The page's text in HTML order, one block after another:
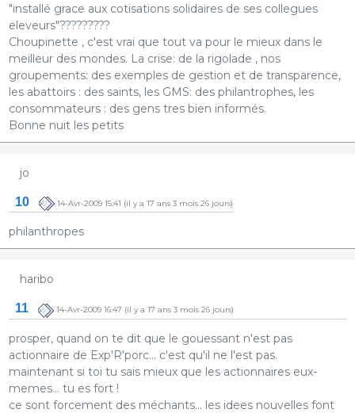
"installé grace aux cotisations solidaires de ses collegues
eleveurs"?????????
Choupinette , c'est vrai que tout va pour le mieux dans le
meilleur des mondes. La crise: de la rigolade , nos
groupements: des exemples de gestion et de transparence,
les abattoirs : des saints, les GMS: des philantrophes, les
consommateurs : des gens tres bien informés.
Bonne nuit les petits
jo
10 14-Avr-2009 15:41 (il y a 17 ans 3 mois 26 jours)
philanthropes
haribo
11 14-Avr-2009 16:47 (il y a 17 ans 3 mois 26 jours)
prosper, quand on te dit que le gouessant n'est pas
actionnaire de Exp'R'porc... c'est qu'il ne l'est pas.
maintenant si toi tu sais mieux que les actionnaires eux-
memes... tu es fort !
ce sont forcement des méchants... les idees nouvelles font